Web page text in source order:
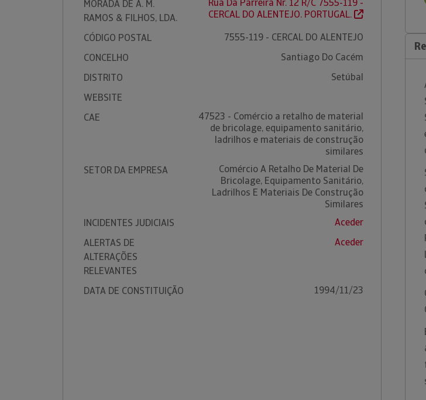
MORADA DE A. M.
RAMOS & FILHOS, LDA.
Rua Da Parreira Nr. 12 R/C 7555-119 -
CERCAL DO ALENTEJO. PORTUGAL.
CÓDIGO POSTAL
7555-119 - CERCAL DO ALENTEJO
CONCELHO
Santiago Do Cacém
DISTRITO
Setúbal
WEBSITE
CAE
47523 - Comércio a retalho de material
de bricolage, equipamento sanitário,
ladrilhos e materiais de construção
similares
SETOR DA EMPRESA
Comércio A Retalho De Material De
Bricolage, Equipamento Sanitário,
Ladrilhos E Materiais De Construção
Similares
INCIDENTES JUDICIAIS
Aceder
ALERTAS DE
ALTERAÇÕES
RELEVANTES
Aceder
DATA DE CONSTITUIÇÃO 1994/11/23